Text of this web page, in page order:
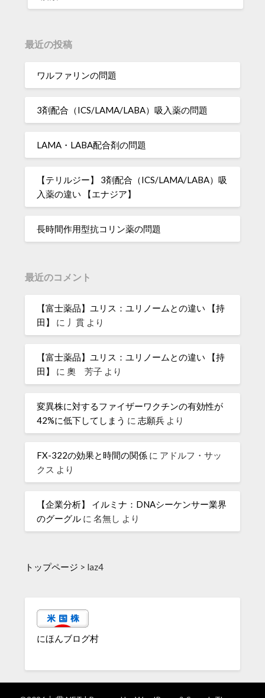
最近の投稿
ワルファリンの問題
3剤配合（ICS/LAMA/LABA）吸入薬の問題
LAMA・LABA配合剤の問題
【テリルジー】 3剤配合（ICS/LAMA/LABA）吸
入薬の違い 【エナジア】
長時間作用型抗コリン薬の問題
最近のコメント
【富士薬品】ユリス：ユリノームとの違い 【持
田】
に 丿貫 より
【富士薬品】ユリス：ユリノームとの違い 【持
田】
に奧 芳子 より
変異株に対するファイザーワクチンの有効性が
42%に低下してしまう に志願兵 より
FX-322の効果と時間の関係 に アドルフ・サッ
クス より
【企業分析】 イルミナ：DNAシーケンサー業界
のグーグル に名無し より
トップページ > laz4
にほんブログ村